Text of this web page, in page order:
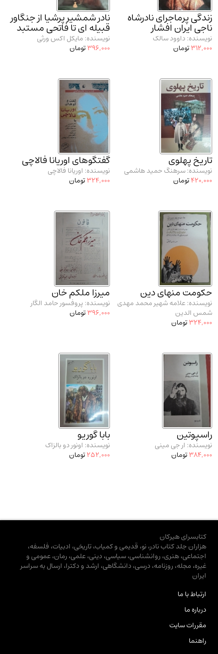
مدرسان شریف و انتشارت ارشد کتاب‌های..(2)
دانشگاه پیامـ نور(10)
زندگی پرماجرای نادرشاه
ناجی ایران افشار
نویسنده: داوود سالک
312,000تومان
نادر شمشیر پرشیا از جنگاور
قبیله ای تا فاتحی مستبد
نویسنده: مایکل اکس ورثی
396,000تومان
تاریخ پهلوی
نویسنده: سرهنگ حمید هاشمی
420,000تومان
گفتگوهای اوریانا فالاچی
نویسنده: اوریانا فالاچی
324,000تومان
حکومت منهای دین
نویسنده: علامه شهیر محمد مهدی
شمس الدین
324,000تومان
میرزا ملکم خان
نویسنده: پروفسور حامد الگار
396,000تومان
راسپوتین
نویسنده: ار جی مینی
384,000تومان
بابا گوریو
نویسنده: اونور دو بالزاک
252,000تومان
کتابسرای هیرکان
هزاران جلد کتاب نادر، نو، قدیمی و کمیاب، تاریخی، ادبیات، فلسفه،
اجتماعی، هنری، روانشناسی، سیاسی، دینی، علمی، رمان، عمومی و
غیره، مجله، روزنامه، درسی، دانشگاهی، ارشد و دکترا، ارسال به سراسر
ایران
ارتباط با ما
درباره ما
مقررات سایت
راهنما